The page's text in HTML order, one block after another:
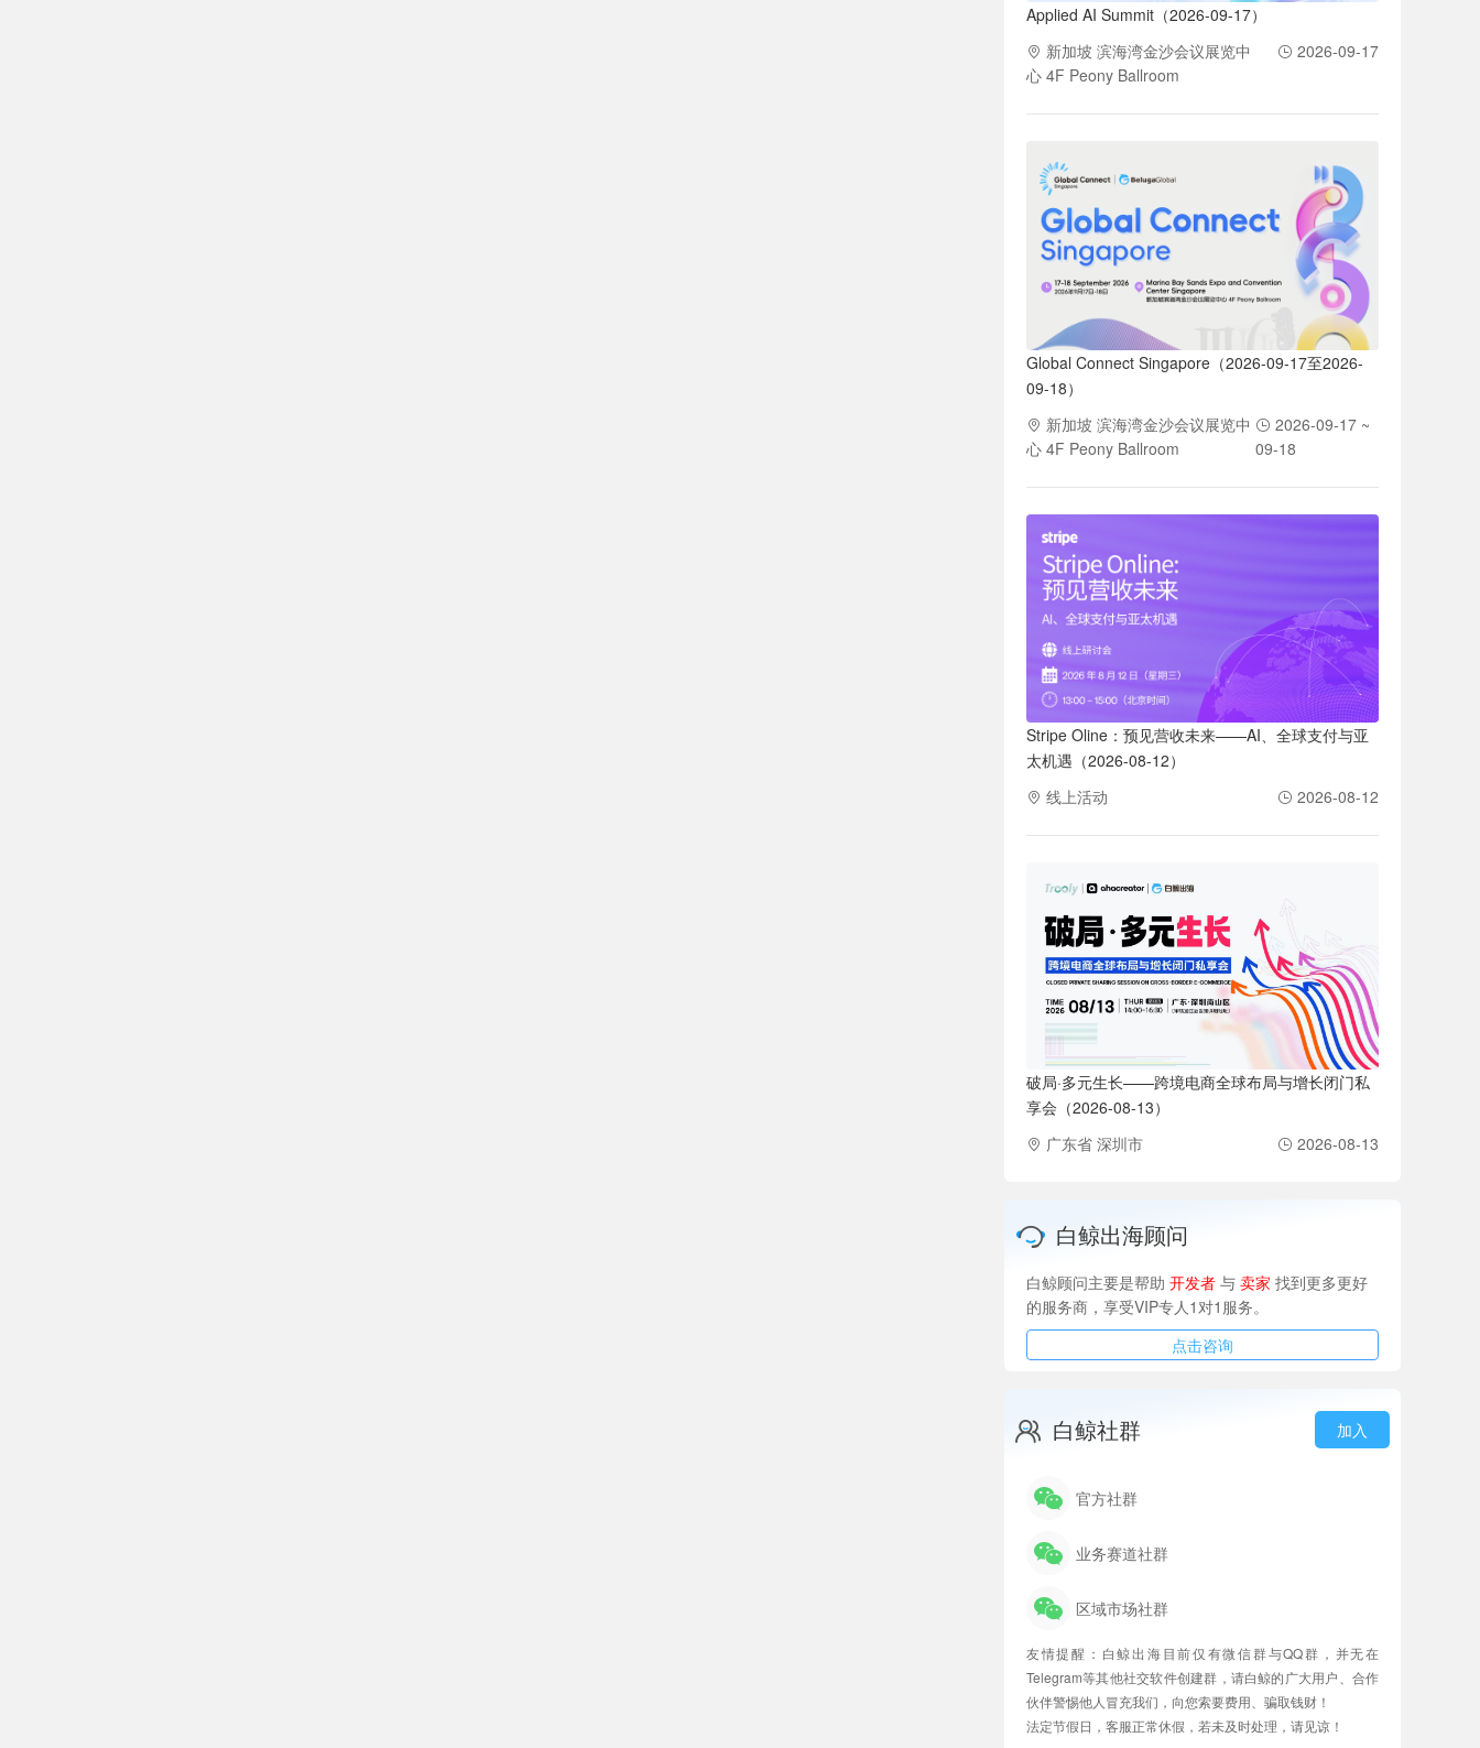
Applied AI Summit（2026-09-17）
新加坡 滨海湾金沙会议展览中
心 4F Peony Ballroom
2026-09-17
Global Connect Singapore（2026-09-17至2026-
09-18）
新加坡 滨海湾金沙会议展览中
心 4F Peony Ballroom
2026-09-17 ~
09-18
Stripe Oline：预见营收未来——AI、全球支付与亚
太机遇（2026-08-12）
线上活动
2026-08-12
破局·多元生长——跨境电商全球布局与增长闭门私
享会（2026-08-13）
广东省 深圳市
2026-08-13
白鲸出海顾问
白鲸顾问主要是帮助 开发者 与 卖家 找到更多更好
的服务商，享受VIP专人1对1服务。
点击咨询
白鲸社群 加入
官方社群
业务赛道社群
区域市场社群
友情提醒：白鲸出海目前仅有微信群与QQ群，并无在
Telegram等其他社交软件创建群，请白鲸的广大用户、合作
伙伴警惕他人冒充我们，向您索要费用、骗取钱财！
法定节假日，客服正常休假，若未及时处理，请见谅！